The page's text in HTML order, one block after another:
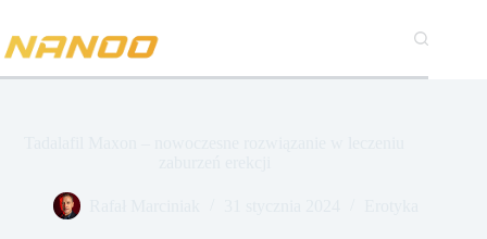
treści